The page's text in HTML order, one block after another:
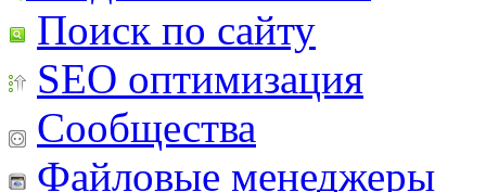
Поиск по сайту
SEO оптимизация
Сообщества
Файловые менеджеры